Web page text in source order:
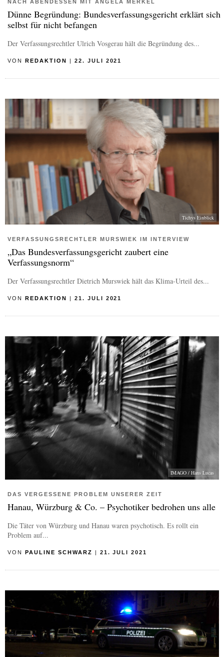
NACH ABENDESSEN MIT ANGELA MERKEL
Dünne Begründung: Bundesverfassungsgericht erklärt sich
selbst für nicht befangen
Der Verfassungsrechtler Ulrich Vosgerau hält die Begründung des...
VON REDAKTION 22. JULI 2021
Tichys Einblick
VERFASSUNGSRECHTLER MURSWIEK IM INTERVIEW
„Das Bundesverfassungsgericht zaubert eine
Verfassungsnorm“
Der Verfassungsrechtler Dietrich Murswiek hält das Klima-Urteil des...
VON REDAKTION 21. JULI 2021
IMAGO / Hans Lucas
DAS VERGESSENE PROBLEM UNSERER ZEIT
Hanau, Würzburg & Co. – Psychotiker bedrohen uns alle
Die Täter von Würzburg und Hanau waren psychotisch. Es rollt ein
Problem auf...
VON PAULINE SCHWARZ | 21. JULI 2021